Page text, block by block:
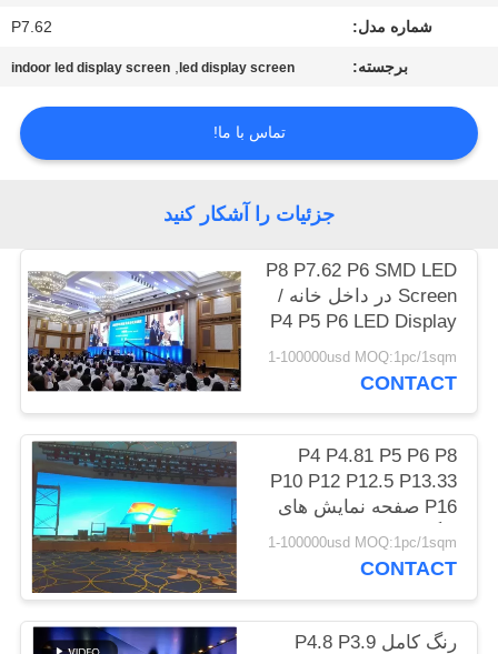
سایت
PRIVACY
شماره مدل: P7.62
برجسته: led display screen
,
indoor led display screen
تماس با ما!
جزئیات را آشکار کنید
P8 P7.62 P6 SMD LED
Screen در داخل خانه /
P4 P5 P6 LED Display
Modules / Video
Outdoor SMD Led
1-100000usd MOQ:1pc/1sqm
CONTACT
P4 P4.81 P5 P6 P8
P10 P12 P12.5 P13.33
P16 صفحه نمایش های
رنگی در فضای باز برای
تبلیغات
1-100000usd MOQ:1pc/1sqm
CONTACT
رنگ کامل P4.8 P3.9